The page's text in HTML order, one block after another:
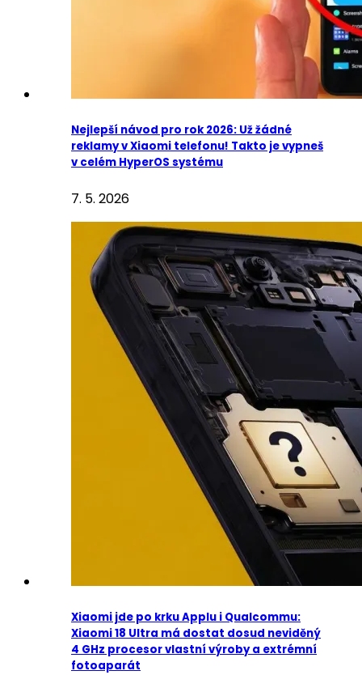
Nejlepší návod pro rok 2026: Už žádné
reklamy v Xiaomi telefonu! Takto je vypneš
v celém HyperOS systému
7. 5. 2026
Xiaomi jde po krku Applu i Qualcommu:
Xiaomi 18 Ultra má dostat dosud neviděný
4 GHz procesor vlastní výroby a extrémní
fotoaparát